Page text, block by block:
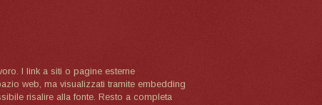
I link a siti o pagine esterne
web, ma visualizzati tramite embedding
risalire alla fonte. Resto a completa